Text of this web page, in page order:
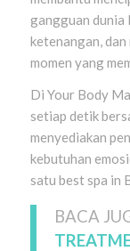
gangguan dunia
ketenangan,
momen yang
Di Your Body
setiap detik
menyediakan
kebutuhan
satu best spa in
BACA